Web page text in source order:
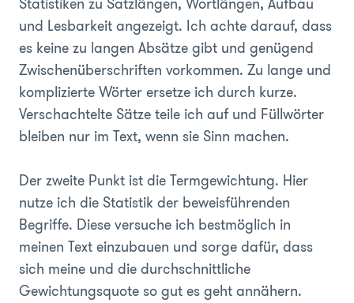
Statistiken zu Satzlängen, Wortlängen, Aufbau
und Lesbarkeit angezeigt. Ich achte darauf, dass
es keine zu langen Absätze gibt und genügend
Zwischenüberschriften vorkommen. Zu lange und
komplizierte Wörter ersetze ich durch kurze.
Verschachtelte Sätze teile ich auf und Füllwörter
bleiben nur im Text, wenn sie Sinn machen.
Der zweite Punkt ist die Termgewichtung. Hier
nutze ich die Statistik der beweisführenden
Begriffe. Diese versuche ich bestmöglich in
meinen Text einzubauen und sorge dafür, dass
sich meine und die durchschnittliche
Gewichtungsquote so gut es geht annähern.